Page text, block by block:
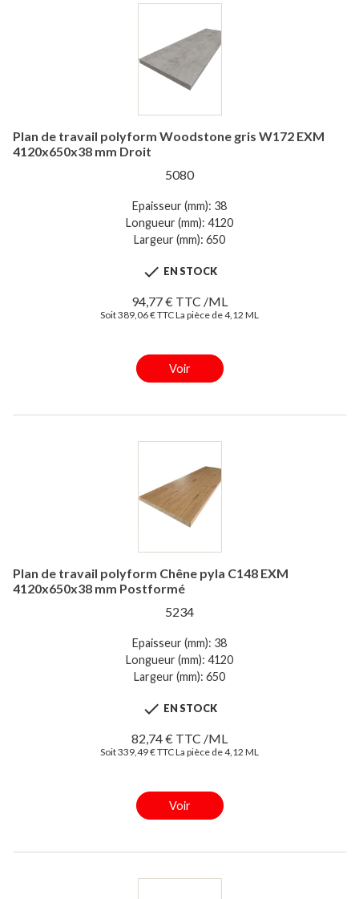
Plan de travail polyform Woodstone gris W172 EXM
4120x650x38 mm Droit
5080
Epaisseur (mm): 38
Longueur (mm): 4120
Largeur (mm): 650
 EN STOCK
94,77 € TTC /ML
Soit 389,06 € TTC La pièce de 4,12 ML
Voir
Plan de travail polyform Chêne pyla C148 EXM
4120x650x38 mm Postformé
5234
Epaisseur (mm): 38
Longueur (mm): 4120
Largeur (mm): 650
 EN STOCK
82,74 € TTC /ML
Soit 339,49 € TTC La pièce de 4,12 ML
Voir